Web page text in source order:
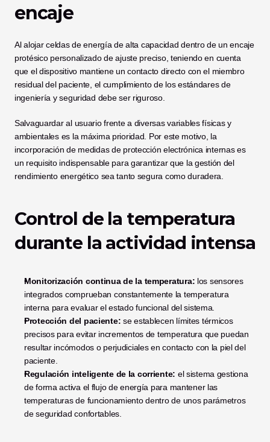
encaje
Al alojar celdas de energía de alta capacidad dentro de un encaje
protésico personalizado de ajuste preciso, teniendo en cuenta
que el dispositivo mantiene un contacto directo con el miembro
residual del paciente, el cumplimiento de los estándares de
ingeniería y seguridad debe ser riguroso.
Salvaguardar al usuario frente a diversas variables físicas y
ambientales es la máxima prioridad. Por este motivo, la
incorporación de medidas de protección electrónica internas es
un requisito indispensable para garantizar que la gestión del
rendimiento energético sea tanto segura como duradera.
Control de la temperatura
durante la actividad intensa
Monitorización continua de la temperatura: los sensores
integrados comprueban constantemente la temperatura
interna para evaluar el estado funcional del sistema.
Protección del paciente: se establecen límites térmicos
precisos para evitar incrementos de temperatura que puedan
resultar incómodos o perjudiciales en contacto con la piel del
paciente.
Regulación inteligente de la corriente: el sistema gestiona
de forma activa el flujo de energía para mantener las
temperaturas de funcionamiento dentro de unos parámetros
de seguridad confortables.